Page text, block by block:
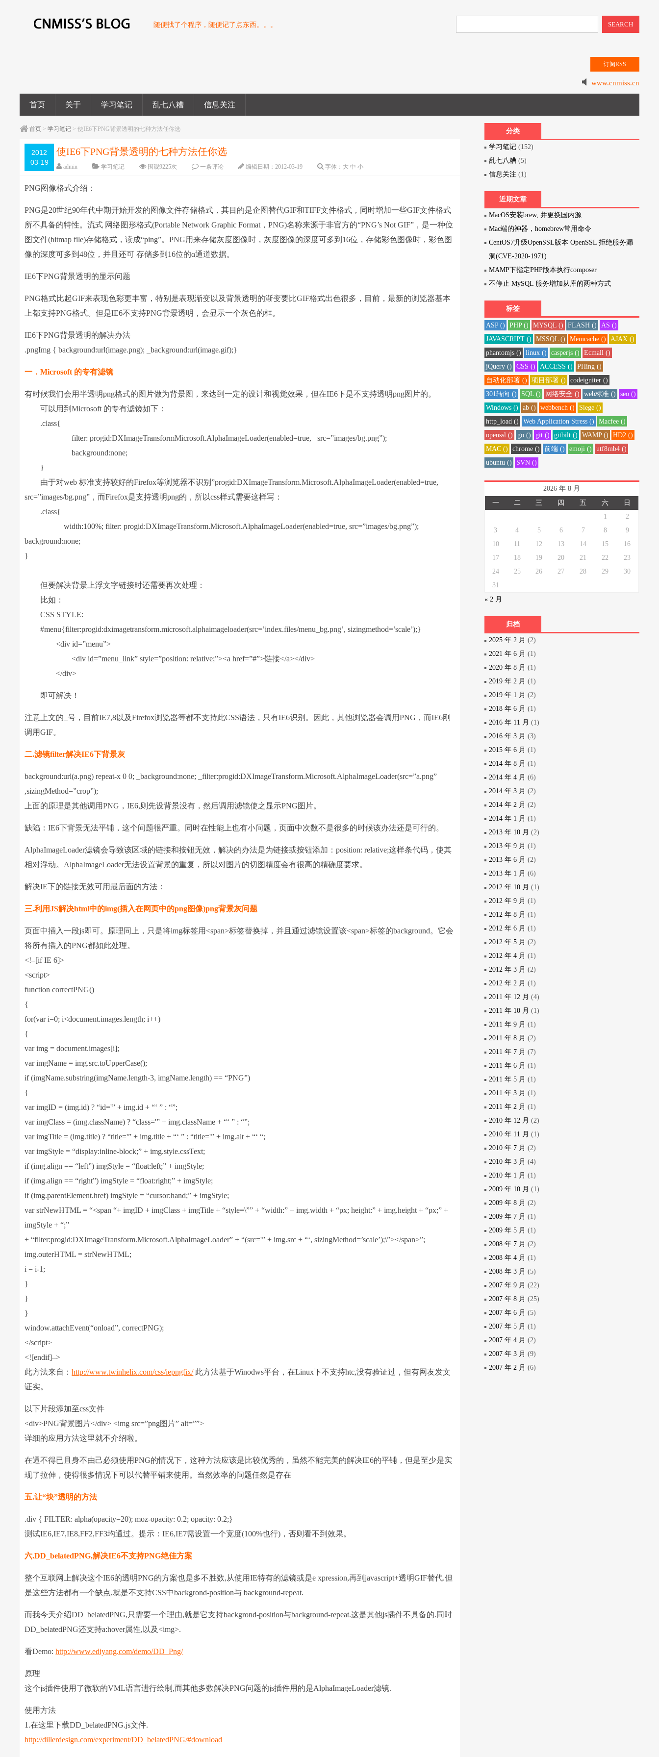
随便找了个程序，随便记了点东西。。。 SEARCH
订阅RSS
www.cnmiss.cn
首页 关于 学习笔记 乱七八糟 信息关注
首页 >学习笔记 > 使IE6下PNG背景透明的七种方法任你选
2012
03-19
使IE6下PNG背景透明的七种方法任你选
admin 学习笔记 围观9225次 一条评论 编辑日期：2012-03-19 字体： 大 中 小
PNG图像格式介绍：
PNG是20世纪90年代中期开始开发的图像文件存储格式，其目的是企图替代GIF和TIFF文件格式，同时增加一些GIF文件格式
所不具备的特性。流式 网络图形格式(Portable Network Graphic Format，PNG)名称来源于非官方的“PNG’s Not GIF”，是一种位
图文件(bitmap file)存储格式，读成“ping”。PNG用来存储灰度图像时，灰度图像的深度可多到16位，存储彩色图像时，彩色图
像的深度可多到48位，并且还可 存储多到16位的α通道数据。
IE6下PNG背景透明的显示问题
PNG格式比起GIF来表现色彩更丰富，特别是表现渐变以及背景透明的渐变要比GIF格式出色很多，目前，最新的浏览器基本
上都支持PNG格式。但是IE6不支持PNG背景透明，会显示一个灰色的框。
IE6下PNG背景透明的解决办法
.pngImg { background:url(image.png); _background:url(image.gif);}
一．Microsoft 的专有滤镜
有时候我们会用半透明png格式的图片做为背景图，来达到一定的设计和视觉效果，但在IE6下是不支持透明png图片的。
可以用到Microsoft 的专有滤镜如下：
.class{
filter: progid:DXImageTransformMicrosoft.AlphaImageLoader(enabled=true, src=”images/bg.png”);
background:none;
}
由于对web 标准支持较好的Firefox等浏览器不识别”progid:DXImageTransform.Microsoft.AlphaImageLoader(enabled=true,
src=”images/bg.png”，而Firefox是支持透明png的，所以css样式需要这样写：
.class{
width:100%; filter: progid:DXImageTransform.Microsoft.AlphaImageLoader(enabled=true, src=”images/bg.png”);
background:none;
}
但要解决背景上浮文字链接时还需要再次处理：
比如：
CSS STYLE:
#menu{filter:progid:dximagetransform.microsoft.alphaimageloader(src=’index.files/menu_bg.png’, sizingmethod=’scale’);}
<div id=”menu”>
<div id=”menu_link” style=”position: relative;”><a href=”#”>链接</a></div>
</div>
即可解决！
注意上文的_号，目前IE7,8以及Firefox浏览器等都不支持此CSS语法，只有IE6识别。因此，其他浏览器会调用PNG，而IE6刚
调用GIF。
二.滤镜filter解决IE6下背景灰
background:url(a.png) repeat-x 0 0; _background:none; _filter:progid:DXImageTransform.Microsoft.AlphaImageLoader(src=”a.png”
,sizingMethod=”crop”);
上面的原理是其他调用PNG，IE6,则先设背景没有，然后调用滤镜使之显示PNG图片。
缺陷：IE6下背景无法平铺，这个问题很严重。同时在性能上也有小问题，页面中次数不是很多的时候该办法还是可行的。
AlphaImageLoader滤镜会导致该区域的链接和按钮无效，解决的办法是为链接或按钮添加：position: relative;这样条代码，使其
相对浮动。AlphaImageLoader无法设置背景的重复，所以对图片的切图精度会有很高的精确度要求。
解决IE下的链接无效可用最后面的方法：
三.利用JS解决html中的img(插入在网页中的png图像)png背景灰问题
页面中插入一段js即可。原理同上，只是将img标签用<span>标签替换掉，并且通过滤镜设置该<span>标签的background。它会
将所有插入的PNG都如此处理。
<!–[if IE 6]>
<script>
function correctPNG()
{
for(var i=0; i<document.images.length; i++)
{
var img = document.images[i];
var imgName = img.src.toUpperCase();
if (imgName.substring(imgName.length-3, imgName.length) == “PNG”)
{
var imgID = (img.id) ? “id='” + img.id + “‘ ” : “”;
var imgClass = (img.className) ? “class='” + img.className + “‘ ” : “”;
var imgTitle = (img.title) ? “title='” + img.title + “‘ ” : “title='” + img.alt + “‘ “;
var imgStyle = “display:inline-block;” + img.style.cssText;
if (img.align == “left”) imgStyle = “float:left;” + imgStyle;
if (img.align == “right”) imgStyle = “float:right;” + imgStyle;
if (img.parentElement.href) imgStyle = “cursor:hand;” + imgStyle;
var strNewHTML = “<span “+ imgID + imgClass + imgTitle + “style=\”” + “width:” + img.width + “px; height:” + img.height + “px;” +
imgStyle + “;”
+ “filter:progid:DXImageTransform.Microsoft.AlphaImageLoader” + “(src='” + img.src + “‘, sizingMethod=’scale’);\”></span>”;
img.outerHTML = strNewHTML;
i = i-1;
}
}
}
window.attachEvent(“onload”, correctPNG);
</script>
<![endif]–> ​
此方法来自：http://www.twinhelix.com/css/iepngfix/此方法基于Winodws平台，在Linux下不支持htc,没有验证过，但有网友发文
证实。
以下片段添加至css文件
<div>PNG背景图片</div> <img src=”png图片” alt=””>
详细的应用方法这里就不介绍啦。
在逼不得已且身不由己必须使用PNG的情况下，这种方法应该是比较优秀的，虽然不能完美的解决IE6的平铺，但是至少是实
现了拉伸，使得很多情况下可以代替平铺来使用。当然效率的问题任然是存在
五.让“块”透明的方法
.div { FILTER: alpha(opacity=20); moz-opacity: 0.2; opacity: 0.2;}
测试IE6,IE7,IE8,FF2,FF3均通过。提示：IE6,IE7需设置一个宽度(100%也行)，否则看不到效果。
六.DD_belatedPNG,解决IE6不支持PNG绝佳方案
整个互联网上解决这个IE6的透明PNG的方案也是多不胜数,从使用IE特有的滤镜或是e xpression,再到javascript+透明GIF替代.但
是这些方法都有一个缺点,就是不支持CSS中backgrond-position与 background-repeat.
而我今天介绍DD_belatedPNG,只需要一个理由,就是它支持backgrond-position与background-repeat.这是其他js插件不具备的.同时
DD_belatedPNG还支持a:hover属性,以及<img>.
看Demo:http://www.ediyang.com/demo/DD_Png/
原理
这个js插件使用了微软的VML语言进行绘制,而其他多数解决PNG问题的js插件用的是AlphaImageLoader滤镜.
使用方法
1.在这里下载DD_belatedPNG.js文件.
http://dillerdesign.com/experiment/DD_belatedPNG/#download
分类
学习笔记 (152)
乱七八糟 (5)
信息关注 (1)
近期文章
MacOS安装brew, 并更换国内源
Mac端的神器，homebrew常用命令
CentOS7升级OpenSSL版本 OpenSSL 拒绝服务漏
洞(CVE-2020-1971)
MAMP下指定PHP版本执行composer
不停止 MySQL 服务增加从库的两种方式
标签
ASP () PHP () MYSQL () FLASH ()
AS ()
JAVASCRIPT ()
MSSQL () Memcache ()
AJAX ()
phantomjs ()
linux () casperjs ()
Ecmall ()
jQuery ()
CSS () ACCESS ()
PHing ()
自动化部署 ()
项目部署 ()
codeigniter ()
301转向 ()
SQL () 网络安全 () web标准 ()
seo ()
Windows ()
ab () webbench ()
Siege ()
http_load ()
Web Application Stress ()
Macfee ()
openssl ()
go () git () gitbilt () WAMP ()
HD2 ()
MAC ()
chrome () 前端 () emoji ()
utf8mb4 ()
ubuntu ()
SVN ()
2026 年 8 月
一
二 三 四 五 六
日
1
2
3
4 5 6 7 8
9
10
11 12 13 14 15
16
17
18 19 20 21 22
23
24
25 26 27 28 29
30
31
« 2 月
归档
2025 年 2 月 (2)
2021 年 6 月 (1)
2020 年 8 月 (1)
2019 年 2 月 (1)
2019 年 1 月 (2)
2018 年 6 月 (1)
2016 年 11 月 (1)
2016 年 3 月 (3)
2015 年 6 月 (1)
2014 年 8 月 (1)
2014 年 4 月 (6)
2014 年 3 月 (2)
2014 年 2 月 (2)
2014 年 1 月 (1)
2013 年 10 月 (2)
2013 年 9 月 (1)
2013 年 6 月 (2)
2013 年 1 月 (6)
2012 年 10 月 (1)
2012 年 9 月 (1)
2012 年 8 月 (1)
2012 年 6 月 (1)
2012 年 5 月 (2)
2012 年 4 月 (1)
2012 年 3 月 (2)
2012 年 2 月 (1)
2011 年 12 月 (4)
2011 年 10 月 (1)
2011 年 9 月 (1)
2011 年 8 月 (2)
2011 年 7 月 (7)
2011 年 6 月 (1)
2011 年 5 月 (1)
2011 年 3 月 (1)
2011 年 2 月 (1)
2010 年 12 月 (2)
2010 年 11 月 (1)
2010 年 7 月 (2)
2010 年 3 月 (4)
2010 年 1 月 (1)
2009 年 10 月 (1)
2009 年 8 月 (2)
2009 年 7 月 (1)
2009 年 5 月 (1)
2008 年 7 月 (2)
2008 年 4 月 (1)
2008 年 3 月 (5)
2007 年 9 月 (22)
2007 年 8 月 (25)
2007 年 6 月 (5)
2007 年 5 月 (1)
2007 年 4 月 (2)
2007 年 3 月 (9)
2007 年 2 月 (6)